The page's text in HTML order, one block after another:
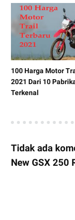
100 Harga Motor
2021 Dari 10
Terkenal
Tidak ada
New GSX 250